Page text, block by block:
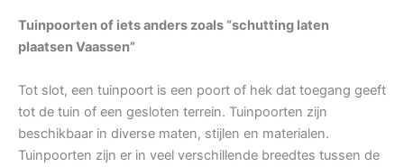
Tuinpoorten of iets anders zoals “schutting laten
plaatsen Vaassen”
Tot slot, een tuinpoort is een poort of hek dat toegang geeft
tot de tuin of een gesloten terrein. Tuinpoorten zijn
beschikbaar in diverse maten, stijlen en materialen.
Tuinpoorten zijn er in veel verschillende breedtes tussen de